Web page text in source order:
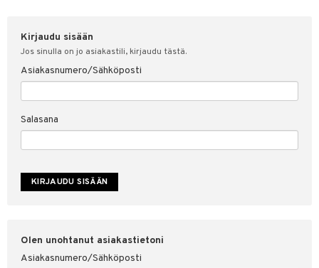
Fitness
Koti & Sisustus
Lelut, Lapsi & Vauva
Tuotemerkkejä
Kirjaudu sisään
Jos sinulla on jo asiakastili, kirjaudu tästä.
Asiakasnumero/Sähköposti
Salasana
Olen unohtanut asiakastietoni
Asiakasnumero/Sähköposti
& vastauksia
myyntiehdot
suojaus